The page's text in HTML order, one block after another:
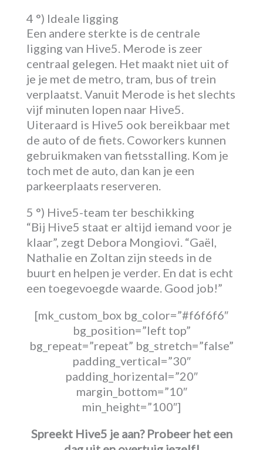
4 °) Ideale ligging
Een andere sterkte is de centrale
ligging van Hive5. Merode is zeer
centraal gelegen. Het maakt niet uit of
je je met de metro, tram, bus of trein
verplaatst. Vanuit Merode is het slechts
vijf minuten lopen naar Hive5.
Uiteraard is Hive5 ook bereikbaar met
de auto of de fiets. Coworkers kunnen
gebruikmaken van fietsstalling. Kom je
toch met de auto, dan kan je een
parkeerplaats reserveren.
5 °) Hive5-team ter beschikking
“Bij Hive5 staat er altijd iemand voor je
klaar”, zegt Debora Mongiovi. “Gaël,
Nathalie en Zoltan zijn steeds in de
buurt en helpen je verder. En dat is echt
een toegevoegde waarde. Good job!”
[mk_custom_box bg_color=”#f6f6f6″
bg_position=”left top”
bg_repeat=”repeat” bg_stretch=”false”
padding_vertical=”30″
padding_horizental=”20″
margin_bottom=”10″
min_height=”100″]
Spreekt Hive5 je aan? Probeer het een